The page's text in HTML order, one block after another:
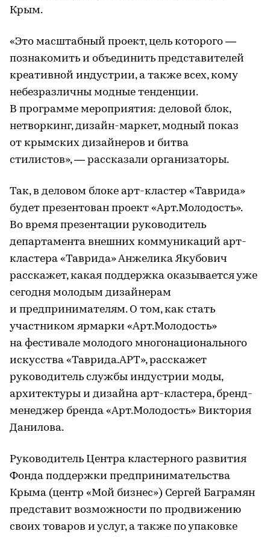
Крым.
«Это масштабный проект, цель которого —
познакомить и объединить представителей
креативной индустрии, а также всех, кому
небезразличны модные тенденции.
В программе мероприятия: деловой блок,
нетворкинг, дизайн-маркет, модный показ
от крымских дизайнеров и битва
стилистов», — рассказали организаторы.
Так, в деловом блоке арт-кластер «Таврида»
будет презентован проект «Арт.Молодость».
Во время презентации руководитель
департамента внешних коммуникаций арт-
кластера «Таврида» Анжелика Якубович
расскажет, какая поддержка оказывается уже
сегодня молодым дизайнерам
и предпринимателям. О том, как стать
участником ярмарки «Арт.Молодость»
на фестивале молодого многонационального
искусства «Таврида.АРТ», расскажет
руководитель службы индустрии моды,
архитектуры и дизайна арт-кластера, бренд-
менеджер бренда «Арт.Молодость» Виктория
Данилова.
Руководитель Центра кластерного развития
Фонда поддержки предпринимательства
Крыма (центр «Мой бизнес») Сергей Баграмян
представит возможности по продвижению
своих товаров и услуг, а также по упаковке